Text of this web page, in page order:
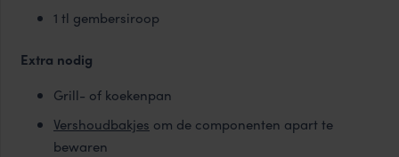
1 tl gembersiroop
Extra nodig
Grill- of koekenpan
Vershoudbakjes om de componenten apart te
bewaren